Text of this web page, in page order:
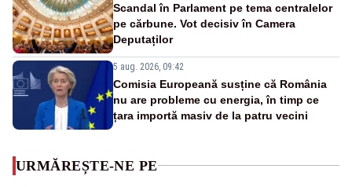
Scandal în Parlament pe tema centralelor
pe cărbune. Vot decisiv în Camera
Deputaților
5 aug. 2026, 09:42
Comisia Europeană susține că România
nu are probleme cu energia, în timp ce
țara importă masiv de la patru vecini
URMĂREȘTE-NE PE